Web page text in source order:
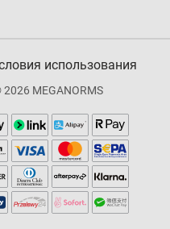
использования
MEGANORMS